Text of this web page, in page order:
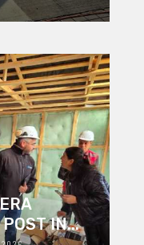
IN...